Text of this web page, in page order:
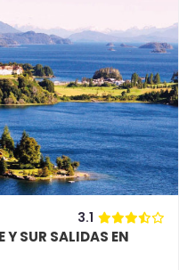
3.1
SUR SALIDAS EN